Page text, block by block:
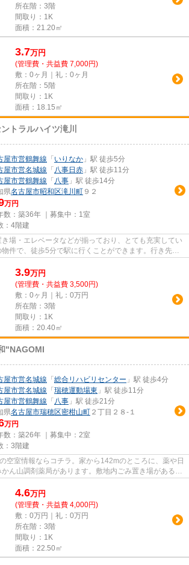
所在階：3階
間取り：1K
面積：21.20㎡
3.7万円
(管理費・共益費 7,000円)
敷：0ヶ月｜礼：0ヶ月
所在階：5階
間取り：1K
面積：18.15㎡
トラルハイツ滝川
屋市営鶴舞線 「 いりなか 」駅 徒歩5分
屋市営名城線 「 八事日赤 」駅 徒歩11分
屋市営鶴舞線 「 八事 」駅 徒歩14分
県名古屋市昭和区滝川町 ９２
万円
数：築36年 ｜募集中： 1室
：4階建
場・エレベータなどが揃っており、とても充実してい
件で、徒歩5分で駅に行くことができます。行き先や
選べ...
3.9万円
(管理費・共益費 3,500円)
敷：0ヶ月｜礼：0万円
所在階：3階
間取り：1K
面積：20.40㎡
"NAGOMI
屋市営名城線 「 総合リハビリセンター 」駅 徒歩4分
屋市営名城線 「 瑞穂運動場東 」駅 徒歩11分
屋市営鶴舞線 「 八事 」駅 徒歩21分
県名古屋市瑞穂区密柑山町 ２丁目２８-１
万円
数：築26年 ｜募集中： 2室
：3階建
空室情報ならコチラ。家から142mのところに、薬や日
ん山調剤薬局があります。敷地内ごみ置き場があるの
4.6万円
(管理費・共益費 4,000円)
敷：0万円｜礼：0万円
所在階：3階
間取り：1K
面積：22.50㎡